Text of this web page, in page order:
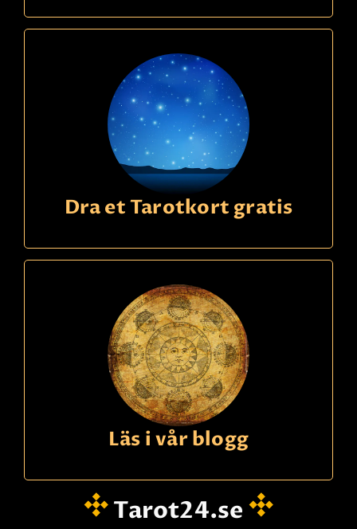
Dra et Tarotkort gratis
Läs i vår blogg
Tarot24.se